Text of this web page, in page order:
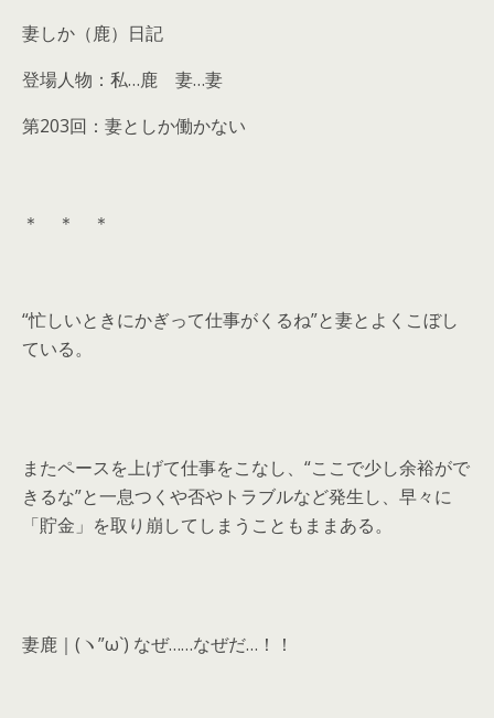
妻しか（鹿）日記
登場人物：私…鹿 妻…妻
第203回：妻としか働かない
＊ ＊ ＊
“忙しいときにかぎって仕事がくるね”と妻とよくこぼし
ている。
またペースを上げて仕事をこなし、“ここで少し余裕がで
きるな”と一息つくや否やトラブルなど発生し、早々に
「貯金」を取り崩してしまうこともままある。
妻鹿｜(ヽ”ω`) なぜ……なぜだ…！！